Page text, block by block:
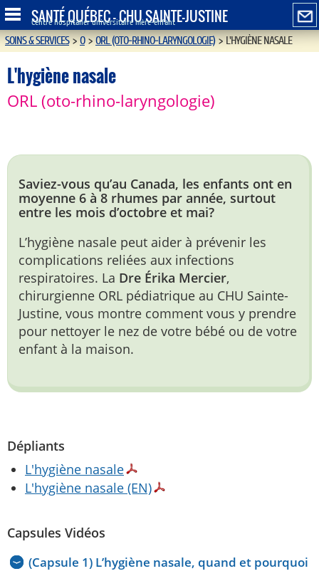
SANTÉ QUÉBEC - CHU SAINTE-JUSTINE
Centre hospitalier universitaire mère-enfant
SOINS & SERVICES>O>ORL (OTO-RHINO-LARYNGOLOGIE)>L'HYGIÈNE NASALE
L'hygiène nasale
ORL (oto-rhino-laryngologie)
Saviez-vous qu’au Canada, les enfants ont en
moyenne 6 à 8 rhumes par année, surtout
entre les mois d’octobre et mai?
L’hygiène nasale peut aider à prévenir les
complications reliées aux infections
respiratoires. La Dre Érika Mercier,
chirurgienne ORL pédiatrique au CHU Sainte-
Justine, vous montre comment vous y prendre
pour nettoyer le nez de votre bébé ou de votre
enfant à la maison.
Dépliants
L'hygiène nasale
L'hygiène nasale (EN)
Capsules Vidéos
(Capsule 1) L’hygiène nasale, quand et pourquoi